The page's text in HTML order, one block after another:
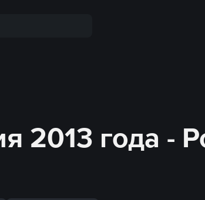
2013 года -